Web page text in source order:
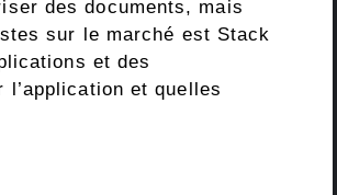
des documents, mais
sur le marché est Stack
et des
et quelles